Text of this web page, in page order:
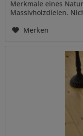
Merkmale eines
Massivholzdielen.
Merken